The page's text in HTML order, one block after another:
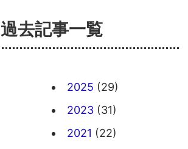
過去記事一覧
2025 (29)
2023 (31)
2021 (22)